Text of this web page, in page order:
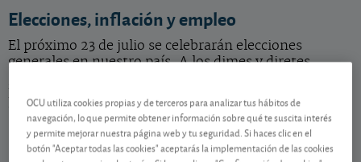
Elecciones, inflación y empleo
El próximo 23 de julio se celebrarán elecciones
generales en nuestro país. A los dimes y diretes
un contexto en el que se sigue creando empleo.
OCU utiliza cookies propias y de terceros para analizar tus hábitos de
navegación, lo que permite obtener información sobre qué te suscita interés
y permite mejorar nuestra página web y tu seguridad. Si haces clic en el
botón "Aceptar todas las cookies" aceptarás la implementación de las cookies